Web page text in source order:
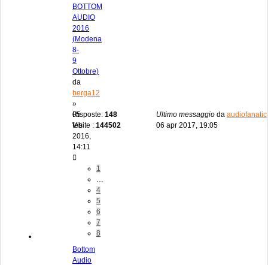
BOTTOM
AUDIO
2016
(Modena
8-
9
Ottobre)
da
berga12
»
05
feb
2016,
14:11
1
4
5
6
7
8
Risposte: 148
Visite : 144502
Ultimo messaggio da audiofanatic
06 apr 2017, 19:05
Bottom
Audio